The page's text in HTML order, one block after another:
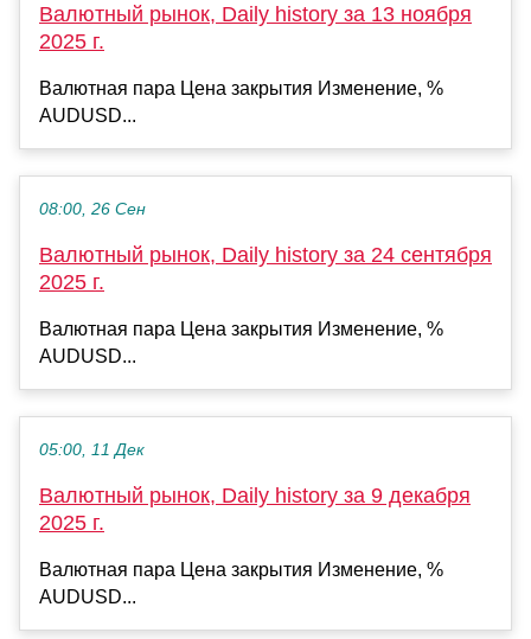
Валютный рынок, Daily history за 13 ноября
2025 г.
Валютная пара Цена закрытия Изменение, %
AUDUSD...
08:00, 26 Сен
Валютный рынок, Daily history за 24 сентября
2025 г.
Валютная пара Цена закрытия Изменение, %
AUDUSD...
05:00, 11 Дек
Валютный рынок, Daily history за 9 декабря
2025 г.
Валютная пара Цена закрытия Изменение, %
AUDUSD...